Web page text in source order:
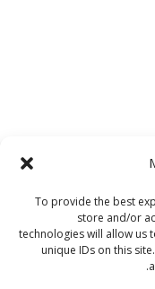
To provide the best
store and/or
technologies will allow us
unique IDs on this